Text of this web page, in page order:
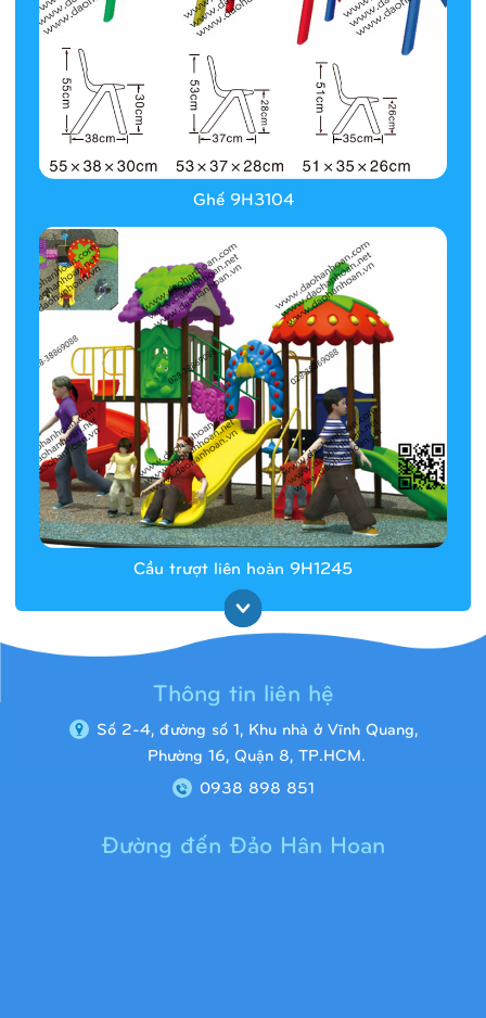
Ghế 9H3104
Cầu trượt liên hoàn 9H1245
Thông tin liên hệ
Số 2-4, đường số 1, Khu nhà ở Vĩnh Quang,
Phường 16, Quận 8, TP.HCM.
0938 898 851
Đường đến Đảo Hân Hoan